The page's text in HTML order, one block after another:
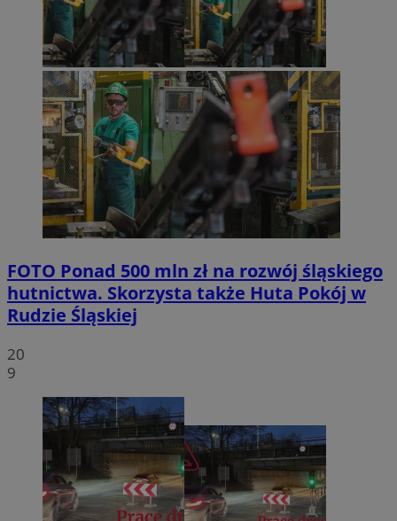
FOTO Ponad 500 mln zł na rozwój śląskiego
hutnictwa. Skorzysta także Huta Pokój w
Rudzie Śląskiej
20
9